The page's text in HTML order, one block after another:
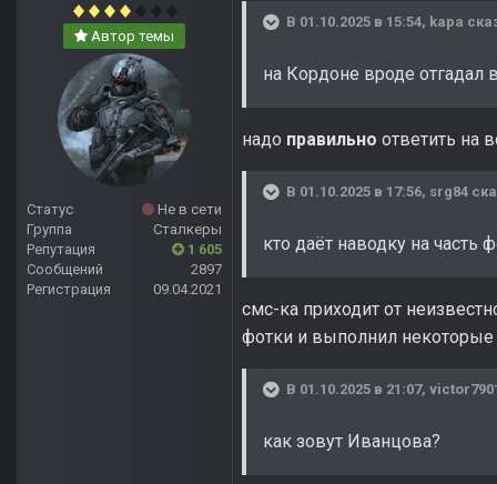
Автор темы
Статус
Не в сети
Группа
Сталкеры
Репутация
1 605
Сообщений
2897
Регистрация
09.04.2021
В 01.10.2025 в 15:54, kapa
на Кордоне вроде отгадал
надо правильно ответить на
В 01.10.2025 в 17:56, srg84
кто даёт наводку на часть
смс-ка приходит от
фотки и выполнил
В 01.10.2025 в 21:07,
как зовут Иванцова?